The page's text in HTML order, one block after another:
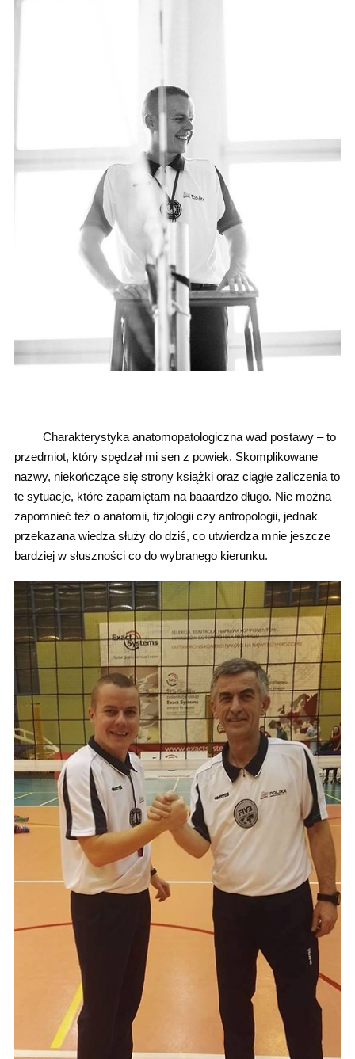
Charakterystyka anatomopatologiczna wad postawy – to
przedmiot, który spędzał mi sen z powiek. Skomplikowane
nazwy, niekończące się strony książki oraz ciągłe zaliczenia to
te sytuacje, które zapamiętam na baaardzo długo. Nie można
zapomnieć też o anatomii, fizjologii czy antropologii, jednak
przekazana wiedza służy do dziś, co utwierdza mnie jeszcze
bardziej w słuszności co do wybranego kierunku.